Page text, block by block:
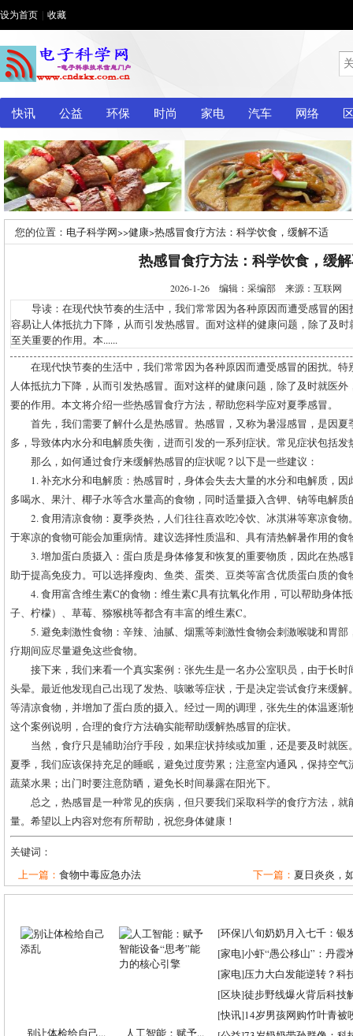
设为首页 收藏
快讯 公益 环保 时尚 家电 汽车 网络
您的位置： 电子科学网>>健康>热感冒食疗方法：科学饮食，缓解不适
热感冒食疗方法：科学饮食，缓
2026-1-26 编辑：采编部 来源：互联网
导读：在现代快节奏的生活中，我们常常因为各种原因而遭受感冒的困
容易让人体抵抗力下降，从而引发热感冒。面对这样的健康问题，除了及
至关重要的作用。本......
在现代快节奏的生活中，我们常常因为各种原因而遭受感冒的困扰。
人体抵抗力下降，从而引发热感冒。面对这样的健康问题，除了及时就医
要的作用。本文将介绍一些热感冒食疗方法，帮助您科学应对夏季感冒。
首先，我们需要了解什么是热感冒。热感冒，又称为暑湿感冒，是因
多，导致体内水分和电解质失衡，进而引发的一系列症状。常见症状包括
那么，如何通过食疗来缓解热感冒的症状呢？以下是一些建议：
1. 补充水分和电解质：热感冒时，身体会失去大量的水分和电解质，
多喝水、果汁、椰子水等含水量高的食物，同时适量摄入含钾、钠等电解
2. 食用清凉食物：夏季炎热，人们往往喜欢吃冷饮、冰淇淋等寒凉食
于寒凉的食物可能会加重病情。建议选择性质温和、具有清热解暑作用的
3. 增加蛋白质摄入：蛋白质是身体修复和恢复的重要物质，因此在热
助于提高免疫力。可以选择瘦肉、鱼类、蛋类、豆类等富含优质蛋白质的食
4. 食用富含维生素C的食物：维生素C具有抗氧化作用，可以帮助身体
子、柠檬）、草莓、猕猴桃等都含有丰富的维生素C。
5. 避免刺激性食物：辛辣、油腻、烟熏等刺激性食物会刺激喉咙和胃
疗期间应尽量避免这些食物。
接下来，我们来看一个真实案例：张先生是一名办公室职员，由于长
头晕。最近他发现自己出现了发热、咳嗽等症状，于是决定尝试食疗来缓
等清凉食物，并增加了蛋白质的摄入。经过一周的调理，张先生的体温逐
这个案例说明，合理的食疗方法确实能帮助缓解热感冒的症状。
当然，食疗只是辅助治疗手段，如果症状持续或加重，还是要及时就
夏季，我们应该保持充足的睡眠，避免过度劳累；注意室内通风，保持空
蔬菜水果；出门时要注意防晒，避免长时间暴露在阳光下。
总之，热感冒是一种常见的疾病，但只要我们采取科学的食疗方法，
量。希望以上内容对您有所帮助，祝您身体健康！
关键词：
上一篇： 食物中毒应急办法 下一篇： 夏日炎炎，
别让体检给自己... 人工智能：赋予...
[环保]八旬奶奶月入七千：银
[家电]小虾“愚公移山”：丹霞
[家电]压力大白发能逆转？科
[区块]徒步野线爆火背后科技
[快讯]14岁男孩网购竹叶青被